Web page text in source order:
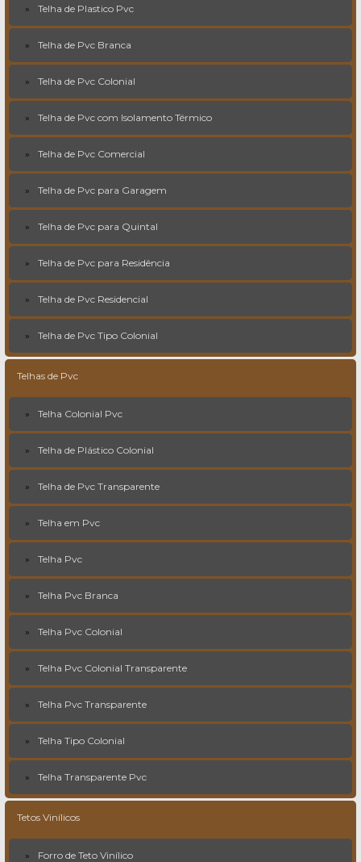
Telha de Plastico Pvc
Telha de Pvc Branca
Telha de Pvc Colonial
Telha de Pvc com Isolamento Térmico
Telha de Pvc Comercial
Telha de Pvc para Garagem
Telha de Pvc para Quintal
Telha de Pvc para Residência
Telha de Pvc Residencial
Telha de Pvc Tipo Colonial
Telhas de Pvc
Telha Colonial Pvc
Telha de Plástico Colonial
Telha de Pvc Transparente
Telha em Pvc
Telha Pvc
Telha Pvc Branca
Telha Pvc Colonial
Telha Pvc Colonial Transparente
Telha Pvc Transparente
Telha Tipo Colonial
Telha Transparente Pvc
Tetos Vinílicos
Forro de Teto Vinílico